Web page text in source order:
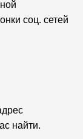
соц. сетей
найти.